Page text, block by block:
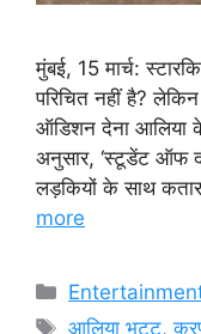
मुंबई, 15 मार्च:
परिचित नहीं है?
ऑडिशन देना आलिया
अनुसार, ‘स्टूडेंट ऑफ
लड़कियों के साथ
more
Categories
Tags
आलिया भट्ट,